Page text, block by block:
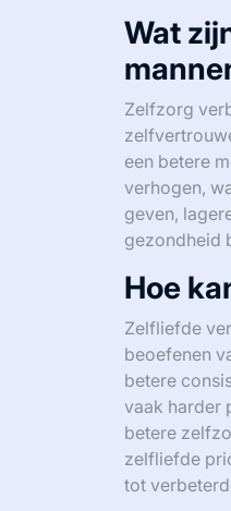
Wat
Zelfzorg
een betere
verhogen,
geven,
gezondheid
Hoe
Zelfliefde
beoefenen
betere
vaak harder
betere
zelfliefde
tot